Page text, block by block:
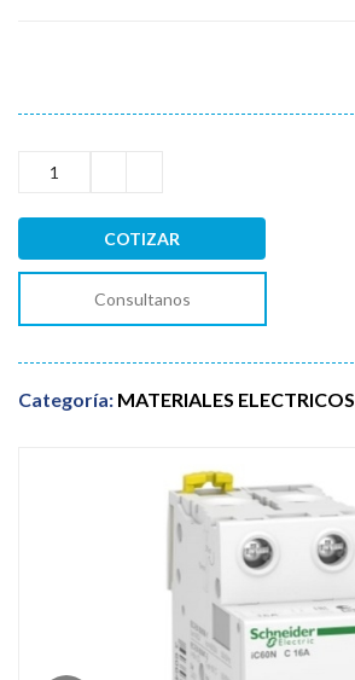
COTIZAR
Consultanos
Categoría: MATERIALES ELECTRICOS